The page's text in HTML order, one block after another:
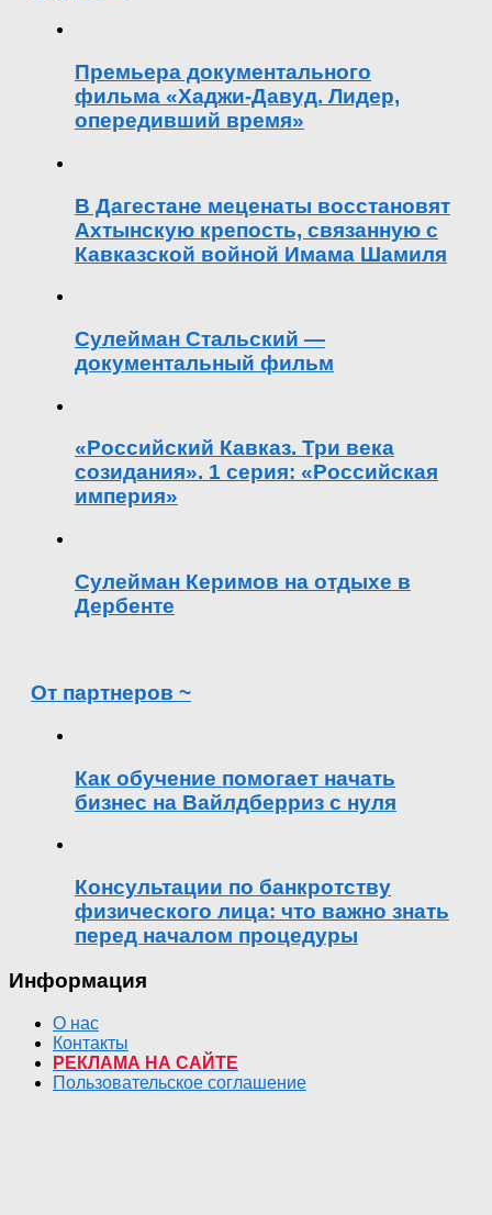
Премьера документального
фильма «Хаджи-Давуд. Лидер,
опередивший время»
В Дагестане меценаты восстановят
Ахтынскую крепость, связанную с
Кавказской войной Имама Шамиля
Сулейман Стальский —
документальный фильм
«Российский Кавказ. Три века
созидания». 1 серия: «Российская
империя»
Сулейман Керимов на отдыхе в
Дербенте
От партнеров ~
Как обучение помогает начать
бизнес на Вайлдберриз с нуля
Консультации по банкротству
физического лица: что важно знать
перед началом процедуры
Информация
О нас
Контакты
РЕКЛАМА НА САЙТЕ
Пользовательское соглашение